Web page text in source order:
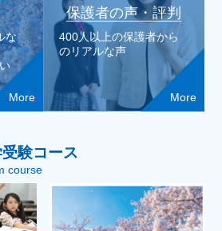
な
More
保護者の声・評判
400人以上の保護者から
のリアルな声
More
験コース
course